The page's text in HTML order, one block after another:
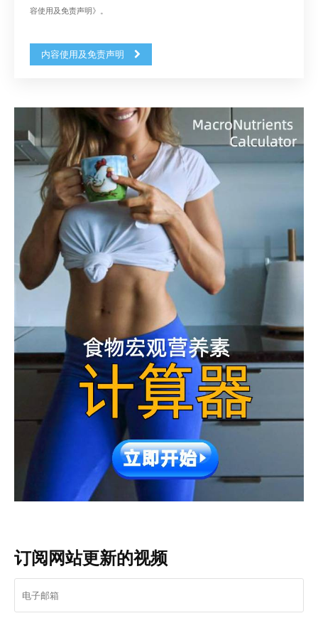
容使用及免责声明》。
内容使用及免责声明
订阅网站更新的视频